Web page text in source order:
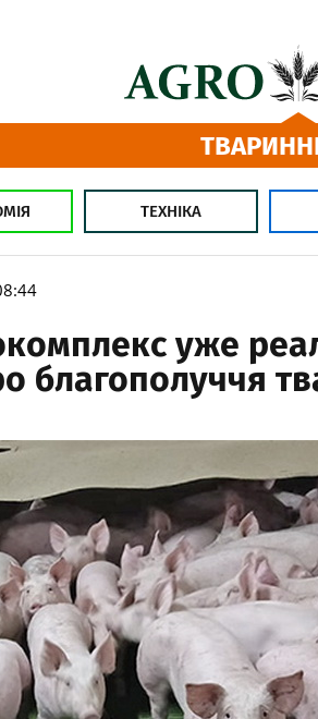
ТЕХНІКА
уже
благополуччя